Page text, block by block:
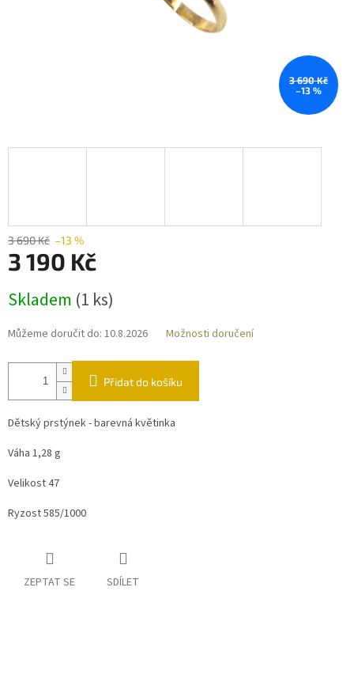
3 690 Kč
–13 %
3 690 Kč –13 %
3 190 Kč
cena:
Skladem (1 ks)
Můžeme doručit do: 10.8.2026 Možnosti doručení
Přidat do košíku
Dětský prstýnek - barevná květinka
Váha 1,28 g
Velikost 47
Ryzost 585/1000
ZEPTAT SE SDÍLET